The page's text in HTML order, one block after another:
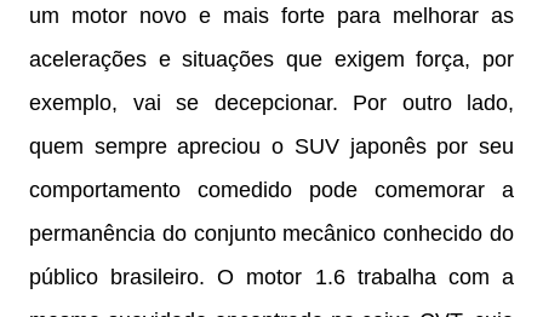
um motor novo e mais forte para melhorar as
acelerações e situações que exigem força, por
exemplo, vai se decepcionar. Por outro lado,
quem sempre apreciou o SUV japonês por seu
comportamento comedido pode comemorar a
permanência do conjunto mecânico conhecido do
público brasileiro. O motor 1.6 trabalha com a